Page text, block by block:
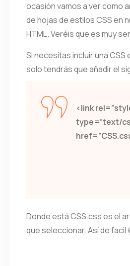
ocasión vamos a ver como
de hojas de estilos CSS en
HTML. Veréis que es muy
Si necesitas incluir una CSS
solo tendrás que añadir el
<link
type=”text/
Donde está CSS.css es el
que seleccionar. Así de facil